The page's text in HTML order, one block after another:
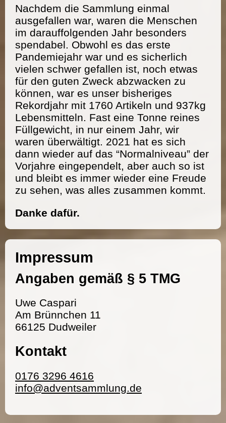
Nachdem die Sammlung einmal
ausgefallen war, waren die Menschen
im darauffolgenden Jahr besonders
spendabel. Obwohl es das erste
Pandemiejahr war und es sicherlich
vielen schwer gefallen ist, noch etwas
für den guten Zweck abzwacken zu
können, war es unser bisheriges
Rekordjahr mit 1760 Artikeln und 937kg
Lebensmitteln. Fast eine Tonne reines
Füllgewicht, in nur einem Jahr, wir
waren überwältigt. 2021 hat es sich
dann wieder auf das “Normalniveau” der
Vorjahre eingependelt, aber auch so ist
und bleibt es immer wieder eine Freude
zu sehen, was alles zusammen kommt.
Danke dafür.
Impressum
Angaben gemäß § 5 TMG
Uwe Caspari
Am Brünnchen 11
66125 Dudweiler
Kontakt
0176 3296 4616
info@adventsammlung.de